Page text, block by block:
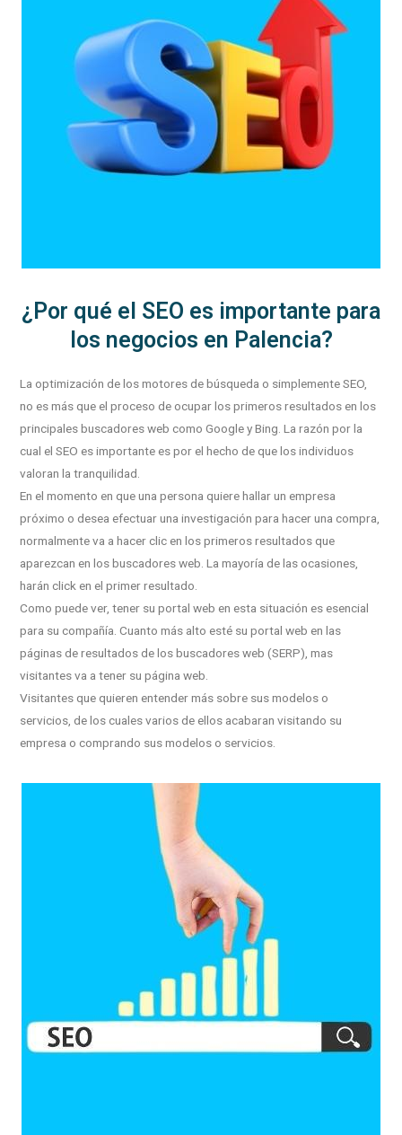
¿Por qué el SEO es importante para
los negocios en Palencia?
La optimización de los motores de búsqueda o simplemente SEO,
no es más que el proceso de ocupar los primeros resultados en los
principales buscadores web como Google y Bing. La razón por la
cual el SEO es importante es por el hecho de que los individuos
valoran la tranquilidad.
En el momento en que una persona quiere hallar un empresa
próximo o desea efectuar una investigación para hacer una compra,
normalmente va a hacer clic en los primeros resultados que
aparezcan en los buscadores web. La mayoría de las ocasiones,
harán click en el primer resultado.
Como puede ver, tener su portal web en esta situación es esencial
para su compañía. Cuanto más alto esté su portal web en las
páginas de resultados de los buscadores web (SERP), mas
visitantes va a tener su página web.
Visitantes que quieren entender más sobre sus modelos o
servicios, de los cuales varios de ellos acabaran visitando su
empresa o comprando sus modelos o servicios.